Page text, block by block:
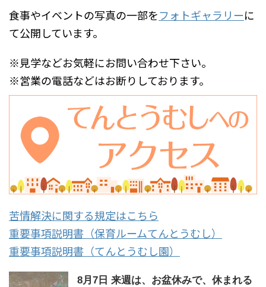
食事やイベントの写真の一部をフォトギャラリーに
て公開しています。
※見学などお気軽にお問い合わせ下さい。
※営業の電話などはお断りしております。
苦情解決に関する規定はこちら
重要事項説明書（保育ルームてんとうむし）
重要事項説明書（てんとうむし園）
8月7日 来週は、お盆休みで、休まれる